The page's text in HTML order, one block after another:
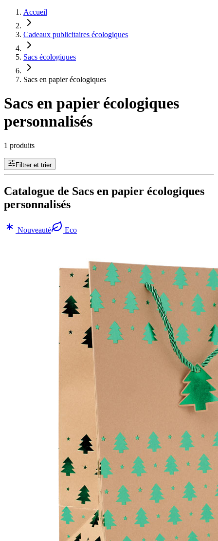
Accueil
Cadeaux publicitaires écologiques
Sacs écologiques
Sacs en papier écologiques
Sacs en papier écologiques
personnalisés
1 produits
Filtrer et trier
Catalogue de Sacs en papier écologiques
personnalisés
Nouveauté Eco